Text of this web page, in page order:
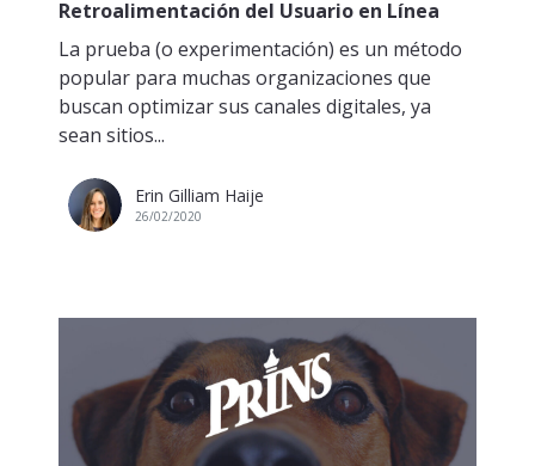
Retroalimentación del Usuario en Línea
La prueba (o experimentación) es un método
popular para muchas organizaciones que
buscan optimizar sus canales digitales, ya
sean sitios...
Erin Gilliam Haije
26/02/2020